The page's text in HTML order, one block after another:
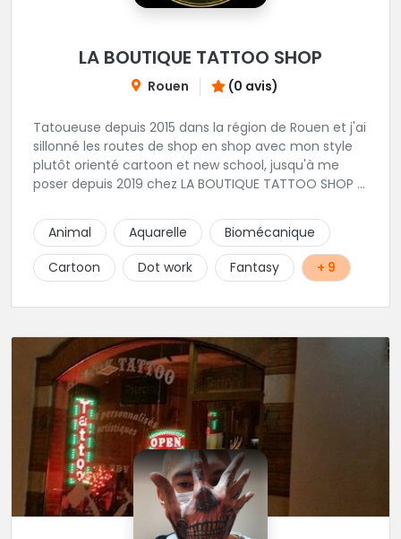
LA BOUTIQUE TATTOO SHOP
Rouen (0 avis)
Tatoueuse depuis 2015 dans la région de Rouen et j'ai
sillonné les routes de shop en shop avec mon style
plutôt orienté cartoon et new school, jusqu'à me
poser depuis 2019 chez LA BOUTIQUE TATTOO SHOP à
et les animaux trop mignons avec des yeux qui
mangent ton âme. Mais j’aime aussi l’ornemental, le
floral, le lettering ou tout autre projet. Bref, si t’es
sympa et que ce que tu vois sur ce site te plait,
chouette Tattoo
Animal Aquarelle
Biomécanique
Cartoon
Dot work Fantasy + 9